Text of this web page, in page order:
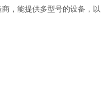
，能提供多型号的设备，以